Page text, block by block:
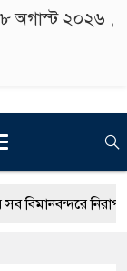
অগাস্ট ২০২৬ ,
নিরাপত্তা